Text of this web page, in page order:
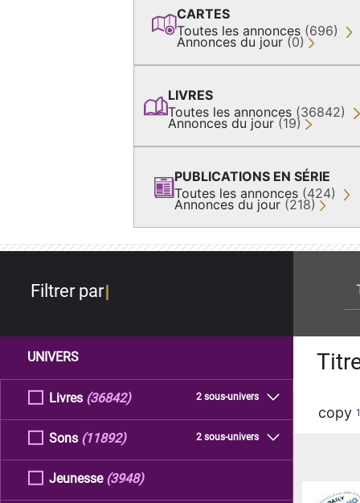
CARTES
Toutes les annonces (696)
Annonces du jour (0)
LIVRES
Toutes les annonces (36842)
Annonces du jour (19)
PUBLICATIONS EN SÉRIE
Toutes les annonces (424)
Annonces du jour (218)
Filtrer par
UNIVERS
Livres 2 sous-univers
(36842)
Sons 2 sous-univers
(11892)
Jeunesse (3948)
copy